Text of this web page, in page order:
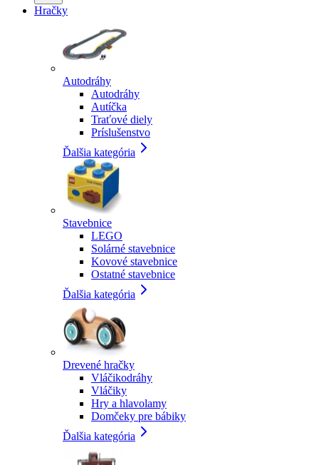
Hračky
Autodráhy
Autodráhy
Autíčka
Traťové diely
Príslušenstvo
Ďalšia kategória
Stavebnice
LEGO
Solárné stavebnice
Kovové stavebnice
Ostatné stavebnice
Ďalšia kategória
Drevené hračky
Vláčikodráhy
Vláčiky
Hry a hlavolamy
Domčeky pre bábiky
Ďalšia kategória